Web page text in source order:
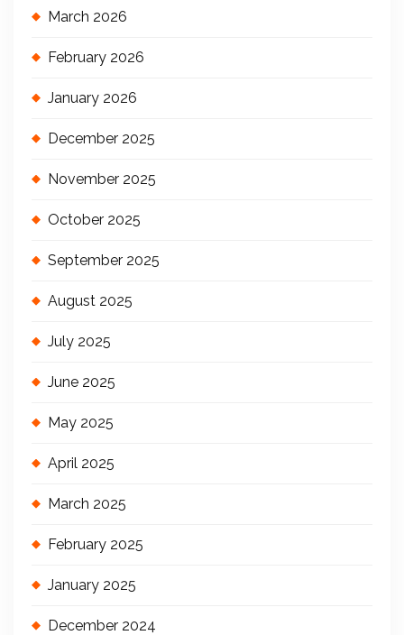
March 2026
February 2026
January 2026
December 2025
November 2025
October 2025
September 2025
August 2025
July 2025
June 2025
May 2025
April 2025
March 2025
February 2025
January 2025
December 2024